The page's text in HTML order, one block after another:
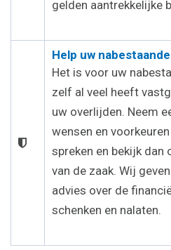
gelden aantrekkelijke
Help uw
Het is voor uw
zelf al veel heeft
uw overlijden. Neem
wensen en
spreken en bekijk dan
van de zaak. Wij
advies over de
schenken en nalaten.